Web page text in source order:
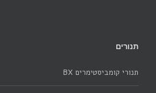
תנורים
תנורי קומביסטימרים BX